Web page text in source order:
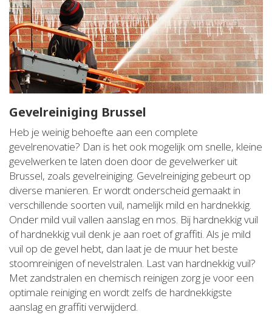
Gevelreiniging Brussel
Heb je weinig behoefte aan een complete
gevelrenovatie? Dan is het ook mogelijk om snelle, kleine
gevelwerken te laten doen door de gevelwerker uit
Brussel, zoals gevelreiniging. Gevelreiniging gebeurt op
diverse manieren. Er wordt onderscheid gemaakt in
verschillende soorten vuil, namelijk mild en hardnekkig.
Onder mild vuil vallen aanslag en mos. Bij hardnekkig vuil
of hardnekkig vuil denk je aan roet of graffiti. Als je mild
vuil op de gevel hebt, dan laat je de muur het beste
stoomreinigen of nevelstralen. Last van hardnekkig vuil?
Met zandstralen en chemisch reinigen zorg je voor een
optimale reiniging en wordt zelfs de hardnekkigste
aanslag en graffiti verwijderd.